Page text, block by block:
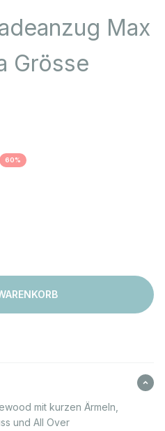
Max
Grösse
60%
mit kurzen Ärmeln,
und All Over